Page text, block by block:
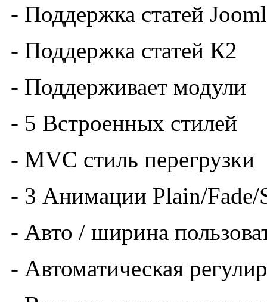
- Поддержка статей
- Поддержка статей К2
- Поддерживает модули
- 5 Встроенных стилей
- MVC стиль перегрузки
- 3 Анимации Plain/Fade/
- Авто / ширина
- Автоматическая